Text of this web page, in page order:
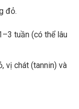
đỏ.
tuần (có thể lâu
vị chát (tannin) và